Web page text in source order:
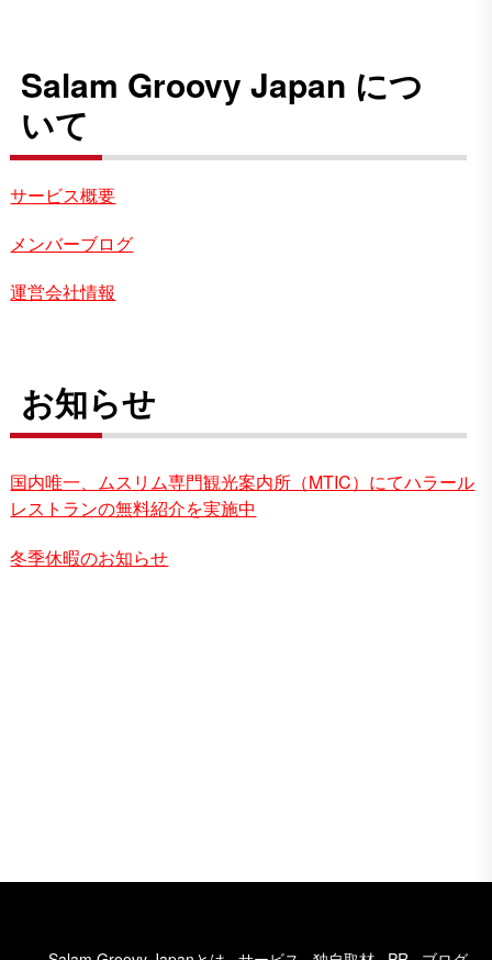
Salam Groovy Japan につ
いて
サービス概要
メンバーブログ
運営会社情報
お知らせ
国内唯一、ムスリム専門観光案内所（MTIC）にてハラール
レストランの無料紹介を実施中
冬季休暇のお知らせ